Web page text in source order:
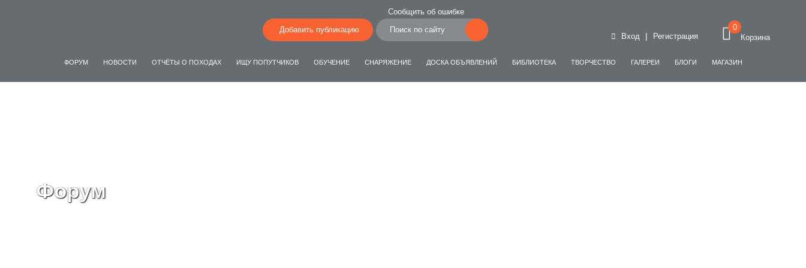
ФОРУМ НОВОСТИ ОТЧЁТЫ О ПОХОДАХ ИЩУ ПОПУТЧИКОВ ОБУЧЕНИЕ СНАРЯЖЕНИЕ ДОСКА ОБЪЯВЛЕНИЙ БИБЛИОТЕКА ТВОРЧЕСТВО ГАЛЕРЕИ БЛОГИ МАГАЗИН
Добавить публикацию
Сообщить об ошибке
Вход | Регистрация
0
Корзина
Форум